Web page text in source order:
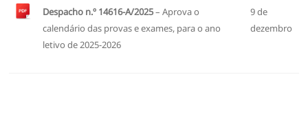
Despacho n.º 14616-A/2025– Aprova o
calendário das provas e exames, para o ano
letivo de 2025-2026
9 de
dezembro